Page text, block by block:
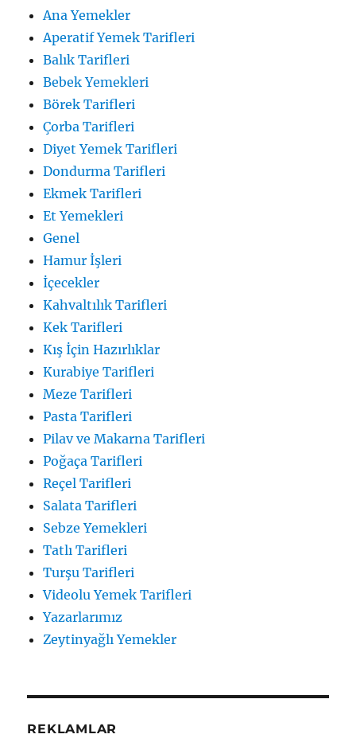
Ana Yemekler
Aperatif Yemek Tarifleri
Balık Tarifleri
Bebek Yemekleri
Börek Tarifleri
Çorba Tarifleri
Diyet Yemek Tarifleri
Dondurma Tarifleri
Ekmek Tarifleri
Et Yemekleri
Genel
Hamur İşleri
İçecekler
Kahvaltılık Tarifleri
Kek Tarifleri
Kış İçin Hazırlıklar
Kurabiye Tarifleri
Meze Tarifleri
Pasta Tarifleri
Pilav ve Makarna Tarifleri
Poğaça Tarifleri
Reçel Tarifleri
Salata Tarifleri
Sebze Yemekleri
Tatlı Tarifleri
Turşu Tarifleri
Videolu Yemek Tarifleri
Yazarlarımız
Zeytinyağlı Yemekler
REKLAMLAR